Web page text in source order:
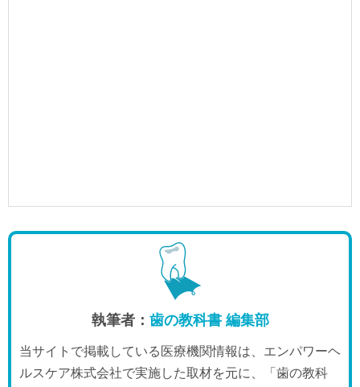
執筆者： 歯の教科書 編集部
当サイトで掲載している医療機関情報は、エンパワーヘ
ルスケア株式会社で実施した取材を元に、「歯の教科